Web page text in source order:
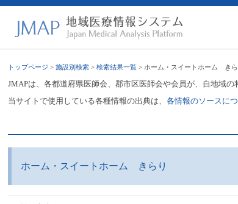
トップページ >施設別検索 >検索結果一覧 > ホーム・スイートホーム きら
JMAPは、各都道府県医師会、郡市区医師会や会員が、自地域
当サイトで使用している各種情報の出典は、各情報のソースに
ホーム・スイートホーム きらり